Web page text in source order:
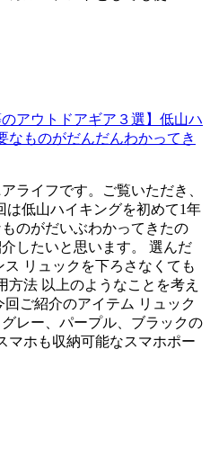
アウトドアギア３選】低山ハ
なものがだんだんわかってき
ライフです。ご覧いただき、
は低山ハイキングを初めて1年
のがだいぶわかってきたの
したいと思います。 選んだ
リュックを下ろさなくても
方法 以上のようなことを考え
ご紹介のアイテム リュック
レー、パープル、ブラックの
マホも収納可能なスマホポー